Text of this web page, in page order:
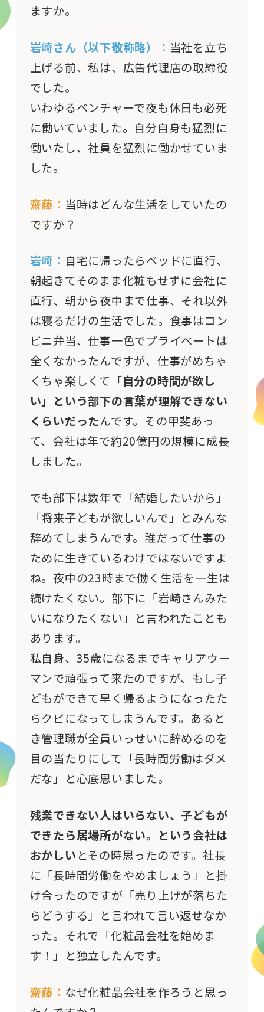
ますか。
岩崎さん（以下敬称略）： 当社を立ち
上げる前、私は、広告代理店の取締役
でした。
いわゆるベンチャーで夜も休日も必死
に働いていました。自分自身も猛烈に
働いたし、社員を猛烈に働かせていま
した。
齋藤： 当時はどんな生活をしていたの
ですか？
岩崎： 自宅に帰ったらベッドに直行、
朝起きてそのまま化粧もせずに会社に
直行、朝から夜中まで仕事、それ以外
は寝るだけの生活でした。食事はコン
ビニ弁当、仕事一色でプライベートは
全くなかったんですが、仕事がめちゃ
くちゃ楽しくて 「自分の時間が欲し
い」という部下の言葉が理解できない
くらいだったんです。その甲斐あっ
て、会社は年で約20億円の規模に成長
しました。
でも部下は数年で「結婚したいから」
「将来子どもが欲しいんで」とみんな
辞めてしまうんです。誰だって仕事の
ために生きているわけではないですよ
ね。夜中の23時まで働く生活を一生は
続けたくない。部下に「岩崎さんみた
いになりたくない」と言われたことも
あります。
私自身、35歳になるまでキャリアウー
マンで頑張って来たのですが、もし子
どもができて早く帰るようになったた
らクビになってしまうんです。あると
き管理職が全員いっせいに辞めるのを
目の当たりにして「長時間労働はダメ
だな」と心底思いました。
残業できない人はいらない、子どもが
できたら居場所がない。という会社は
おかしい とその時思ったのです。社長
に「長時間労働をやめましょう」と掛
け合ったのですが「売り上げが落ちた
らどうする」と言われて言い返せなか
った。それで「化粧品会社を始めま
す！」と独立したんです。
齋藤： なぜ化粧品会社を作ろうと思っ